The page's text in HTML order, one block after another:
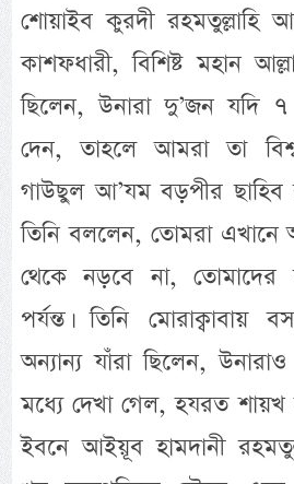
শোয়াইব কুরদী রহমতুল্লাহি
কাশফধারী, বিশিষ্ট মহান
ছিলেন, উনারা দু’জন যদি ৭
দেন, তাহলে আমরা তা
গাউছুল আ’যম বড়পীর ছাহিব
তিনি বললেন, তোমরা এখানে
থেকে নড়বে না, তোমাদের
পর্যন্ত। তিনি মোরাক্বাবায়
অন্যান্য যাঁরা ছিলেন,
মধ্যে দেখা গেল, হযরত
ইবনে আইয়ূব হামদানী